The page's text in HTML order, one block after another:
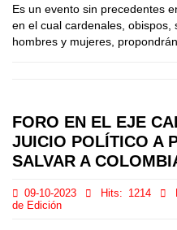
Es un evento sin precedentes
en el cual cardenales, obispos,
hombres y mujeres, propondrán
FORO EN EL EJE
JUICIO POLÍTICO A
SALVAR A
09-10-2023 Hits: 1214
de Edición